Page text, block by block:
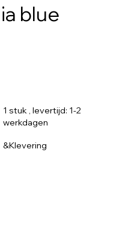
blue
1 stuk , levertijd: 1-2
werkdagen
&Klevering